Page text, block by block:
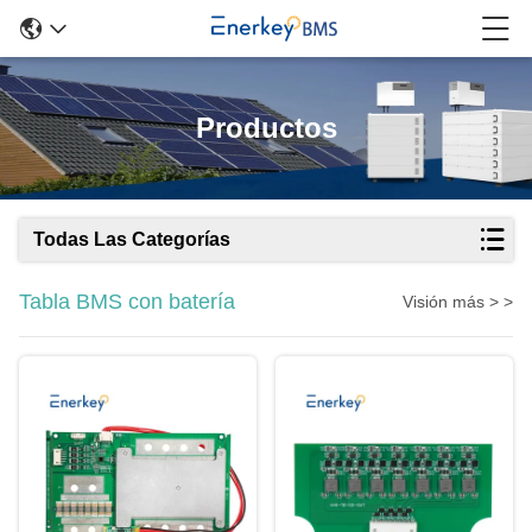
Productos
Todas Las Categorías
Tabla BMS con batería Visión más > >